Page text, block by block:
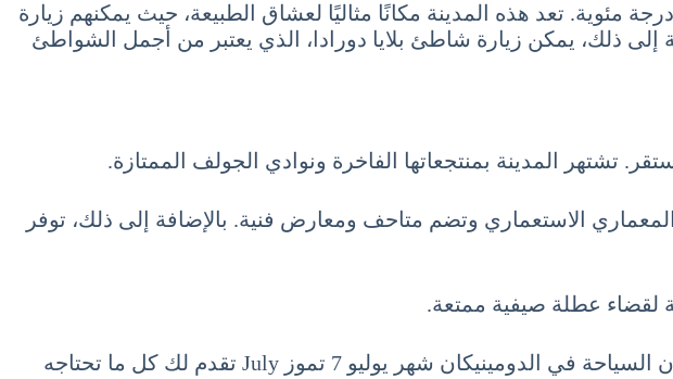
من ناحية أخرى، تتميز بويرتو بلاتا بطقس مشمس جزئيًا ودرجات حرارة تتراوح بين 27 و30 درجة مئوية. تعد هذه المدينة مكانًا مثاليًا لعشاق الطبيعة، حيث يمكنهم زيارة
ذلك، يمكن زيارة شاطئ بلايا دورادا، الذي يعتبر من أجمل الشواطئ
الاستعماري وتضم متاحف ومعارض فنية. بالإضافة إلى ذلك، توفر
لقضاء عطلة صيفية ممتعة.
سواء كنت تبحث عن الاسترخاء على الشواطئ أو استكشاف المعالم الثقافية والطبيعية، فإن السياحة في الدومينيكان شهر يوليو 7 تموز July تقدم لك كل ما تحتاجه